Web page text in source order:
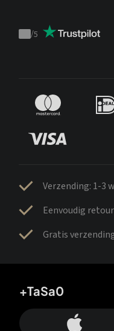
Trustpilot
/5
Verzending: 1-3
Eenvoudig
Gratis
+TaSa0